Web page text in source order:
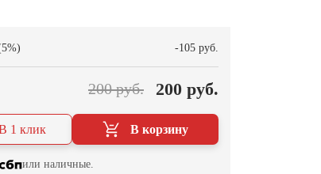
-105 руб.
200 руб. 200 руб.
В корзину
1 клик
или наличные.